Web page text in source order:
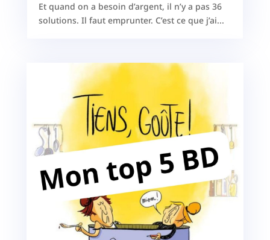
Et quand on a besoin d’argent, il n’y a pas 36
solutions. Il faut emprunter. C’est ce que j’ai...